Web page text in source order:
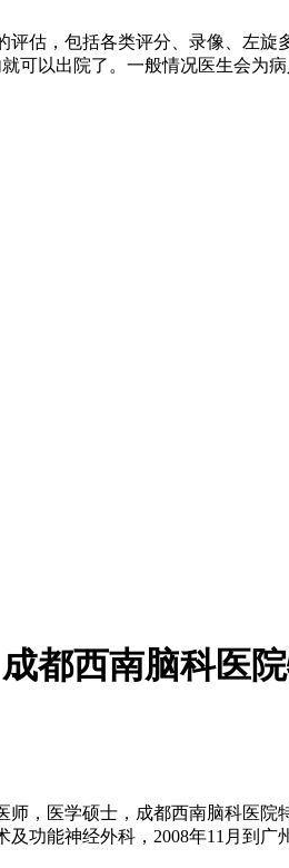
估，包括各类评分、录像、左
可以出院了。一般情况医生会为
成都西南脑科医
师，医学硕士，成都西南脑科医
功能神经外科，2008年11月到广